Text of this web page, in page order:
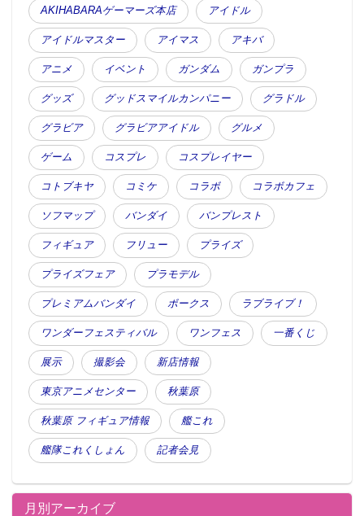
AKIHABARAゲーマーズ本店 アイドル
アイドルマスター アイマス アキバ
アニメ イベント ガンダム ガンプラ
グッズ グッドスマイルカンパニー グラドル
グラビア グラビアアイドル グルメ
ゲーム コスプレ コスプレイヤー
コトブキヤ コミケ コラボ コラボカフェ
ソフマップ バンダイ バンプレスト
フィギュア フリュー プライズ
プライズフェア プラモデル
プレミアムバンダイ ボークス ラブライブ！
ワンダーフェスティバル ワンフェス 一番くじ
展示 撮影会 新店情報
東京アニメセンター 秋葉原
秋葉原 フィギュア情報 艦これ
艦隊これくしょん 記者会見
月別アーカイブ